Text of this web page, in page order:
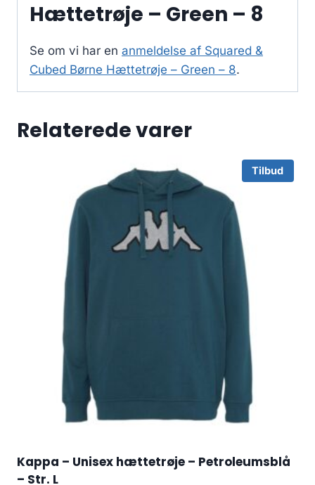
Hættetrøje – Green – 8
Se om vi har en anmeldelse af Squared &
Cubed Børne Hættetrøje – Green – 8.
Relaterede varer
Tilbud
Kappa – Unisex hættetrøje – Petroleumsblå
– Str. L